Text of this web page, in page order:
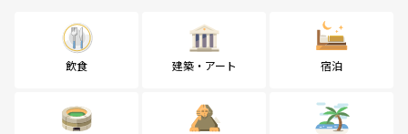
飲食 建築・アート 宿泊